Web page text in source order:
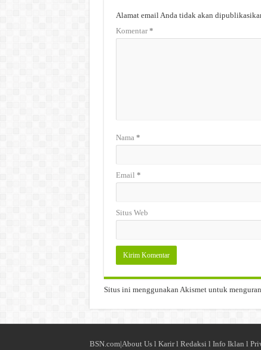
Alamat email Anda tidak akan
Komentar*
Nama *
Email *
Situs Web
Situs ini menggunakan Akismet untuk
BSN.com|About Usl Karirl Redaksi l Info Iklan l